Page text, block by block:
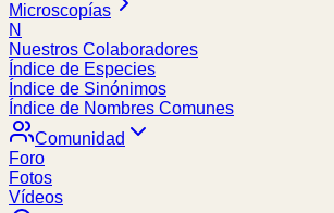
Microscopías
N
Nuestros Colaboradores
Índice de Especies
Índice de Sinónimos
Índice de Nombres Comunes
Comunidad
Foro
Fotos
Vídeos